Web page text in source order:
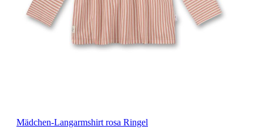
Mädchen-Langarmshirt rosa Ringel